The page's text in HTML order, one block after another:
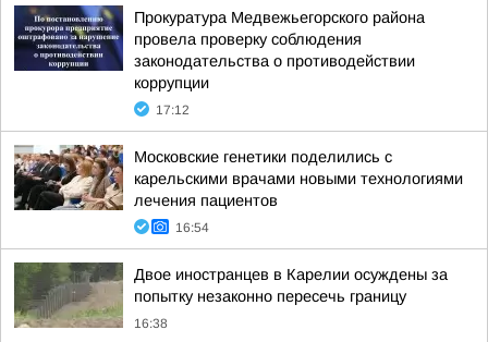
Прокуратура Медвежьегорского района
провела проверку соблюдения
законодательства о противодействии
коррупции
17:12
Московские генетики поделились с
карельскими врачами новыми технологиями
лечения пациентов
16:54
Двое иностранцев в Карелии осуждены за
попытку незаконно пересечь границу
16:38